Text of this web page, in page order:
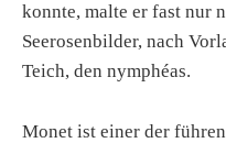
konnte, malte er fast nur
Seerosenbilder, nach
Teich, den nymphéas.
Monet ist einer der